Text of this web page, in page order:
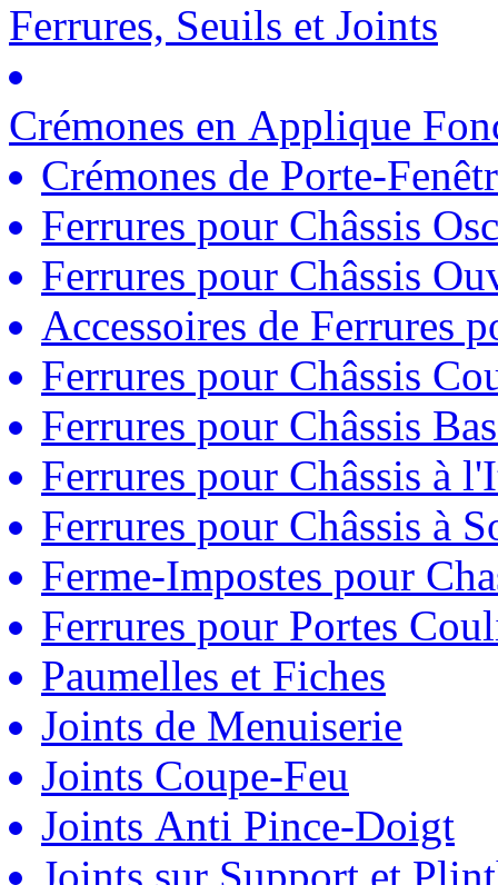
Ferrures, Seuils et Joints
Crémones en Applique
Crémones de Porte-
Ferrures pour Châssis
Ferrures pour Châssis
Accessoires de Ferrures
Ferrures pour Châssis
Ferrures pour Châssis
Ferrures pour Châssis à
Ferrures pour Châssis à
Ferme-Impostes pour
Ferrures pour Portes
Paumelles et Fiches
Joints de Menuiserie
Joints Coupe-Feu
Joints Anti Pince-Doigt